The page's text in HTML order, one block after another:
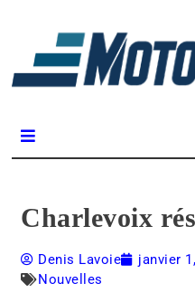
Charlevoix
Denis Lavoie janvier
Nouvelles